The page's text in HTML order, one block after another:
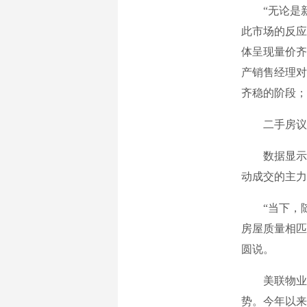
“无论是新
此市场的反
体呈现量价
产销售经理
齐稳的阶段
二手房议
数据显示：
动成交的主
“当下，随
房屋质量相
圆说。
美联物业全
势。今年以